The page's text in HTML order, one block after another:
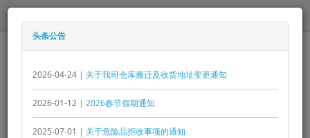
头条公告
2026-04-24 | 关于我司仓库搬迁及收货地址变更通知
2026-01-12 | 2026春节假期通知
2025-07-01 | 关于危险品拒收事项的通知